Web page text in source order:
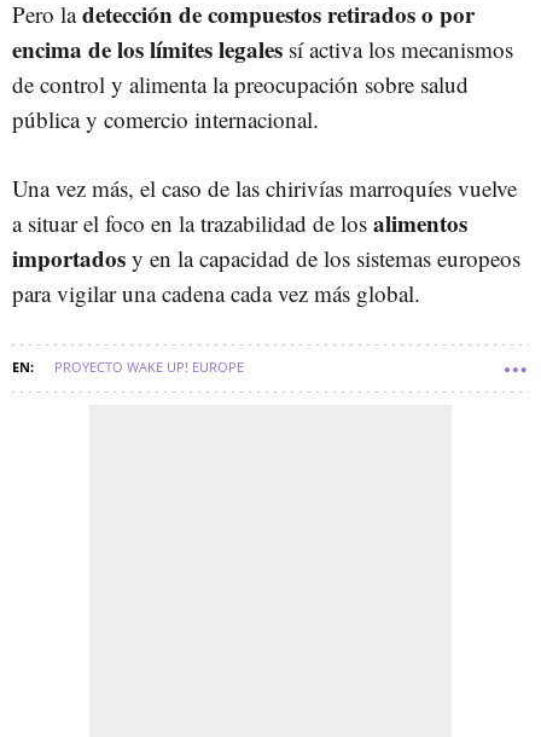
Pero ladetección de compuestos retirados o por
encima de los límites legales sí activa los mecanismos
de control y alimenta la preocupación sobre salud
pública y comercio internacional.
Una vez más, el caso de las chirivías marroquíes vuelve
a situar el foco en la trazabilidad de los alimentos
importados y en la capacidad de los sistemas europeos
para vigilar una cadena cada vez más global.
PROYECTO WAKE UP! EUROPE